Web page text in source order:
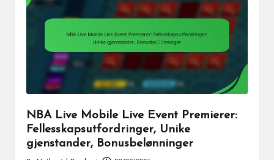
NBA Live Mobile Live Event Premierer:
Fellesskapsutfordringer, Unike
gjenstander, Bonusbelønninger